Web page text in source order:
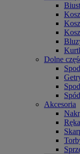
Dolne
Akcesoria